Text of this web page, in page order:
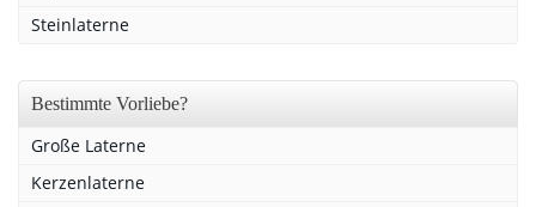
Steinlaterne
Bestimmte Vorliebe?
Große Laterne
Kerzenlaterne